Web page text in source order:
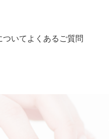
いてよくあるご質問